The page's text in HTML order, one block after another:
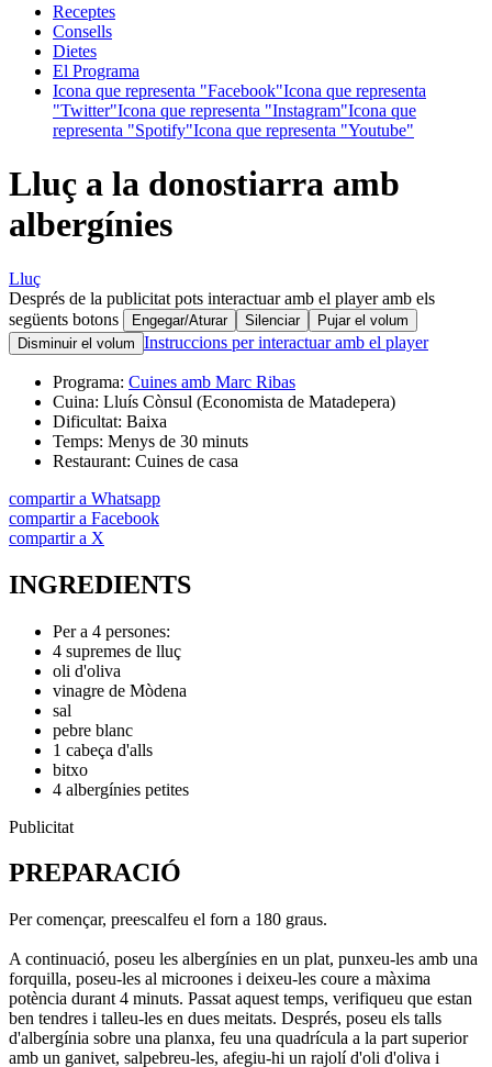
Receptes
Consells
Dietes
El Programa
Icona que representa "Facebook"Icona que representa
"Twitter"Icona que representa "Instagram"Icona que
representa "Spotify"Icona que representa "Youtube"
Lluç a la donostiarra amb
albergínies
Lluç
Després de la publicitat pots interactuar amb el player amb els
següents botons
Engegar/Aturar Silenciar
Pujar el volum
Disminuir el volum Instruccions per interactuar amb el player
Programa: Cuines amb Marc Ribas
Cuina: Lluís Cònsul (Economista de Matadepera)
Dificultat: Baixa
Temps: Menys de 30 minuts
Restaurant: Cuines de casa
compartir a Whatsapp
compartir a Facebook
compartir a X
INGREDIENTS
Per a 4 persones:
4 supremes de lluç
oli d'oliva
vinagre de Mòdena
sal
pebre blanc
1 cabeça d'alls
bitxo
4 albergínies petites
Publicitat
PREPARACIÓ
Per començar, preescalfeu el forn a 180 graus.
A continuació, poseu les albergínies en un plat, punxeu-les amb una
forquilla, poseu-les al microones i deixeu-les coure a màxima
potència durant 4 minuts. Passat aquest temps, verifiqueu que estan
ben tendres i talleu-les en dues meitats. Després, poseu els talls
d'albergínia sobre una planxa, feu una quadrícula a la part superior
amb un ganivet, salpebreu-les, afegiu-hi un rajolí d'oli d'oliva i